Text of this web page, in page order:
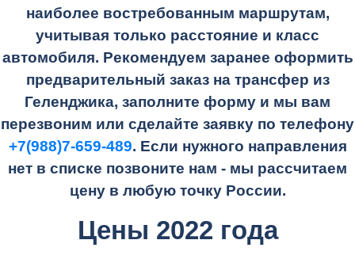
наиболее востребованным маршрутам,
учитывая только расстояние и класс
автомобиля. Рекомендуем заранее оформить
предварительный заказ на трансфер из
Геленджика, заполните форму и мы вам
перезвоним или сделайте заявку по телефону
+7(988)7-659-489. Если нужного направления
нет в списке позвоните нам - мы рассчитаем
цену в любую точку России.
Цены 2022 года